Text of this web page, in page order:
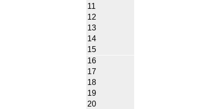
11
12
13
14
15
16
17
18
19
20